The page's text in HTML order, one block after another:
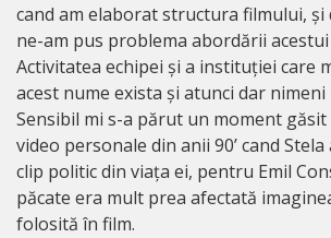
cand am elaborat structura filmului, și
ne-am pus problema abordării
Activitatea echipei și a instituției care
acest nume exista și atunci dar
Sensibil mi s-a părut un moment
video personale din anii 90’ cand
clip politic din viața ei, pentru Emil
păcate era mult prea afectată
folosită în film.